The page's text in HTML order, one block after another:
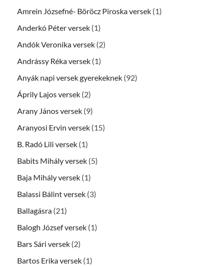
Amrein Józsefné- Böröcz Piroska versek (1)
Anderkó Péter versek (1)
Andók Veronika versek (2)
Andrássy Réka versek (1)
Anyák napi versek gyerekeknek (92)
Áprily Lajos versek (2)
Arany János versek (9)
Aranyosi Ervin versek (15)
B. Radó Lili versek (1)
Babits Mihály versek (5)
Baja Mihály versek (1)
Balassi Bálint versek (3)
Ballagásra (21)
Balogh József versek (1)
Bars Sári versek (2)
Bartos Erika versek (1)